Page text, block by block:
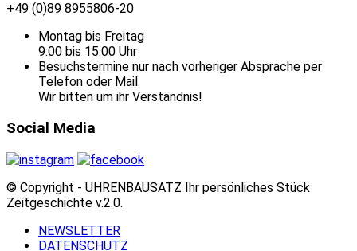
+49 (0)89 8955806-20
Montag bis Freitag
9:00 bis 15:00 Uhr
Besuchstermine nur nach vorheriger Absprache per
Telefon oder Mail.
Wir bitten um ihr Verständnis!
Social Media
© Copyright - UHRENBAUSATZ Ihr persönliches Stück
Zeitgeschichte v.2.0.
NEWSLETTER
DATENSCHUTZ